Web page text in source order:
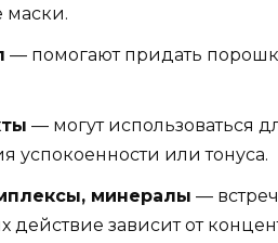
маски.
— помогают придать
— могут использоваться
или тонуса.
минералы —
действие зависит от